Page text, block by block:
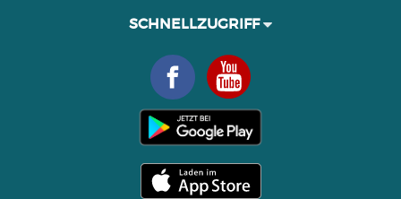
SCHNELLZUGRIFF